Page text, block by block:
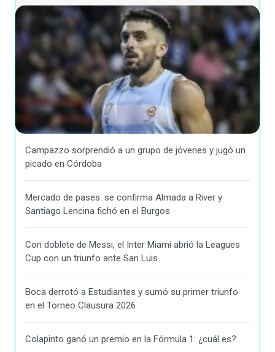
Campazzo sorprendió a un grupo de jóvenes y jugó un
picado en Córdoba
Mercado de pases: se confirma Almada a River y
Santiago Lencina fichó en el Burgos
Con doblete de Messi, el Inter Miami abrió la Leagues
Cup con un triunfo ante San Luis
Boca derrotó a Estudiantes y sumó su primer triunfo
en el Torneo Clausura 2026
Colapinto ganó un premio en la Fórmula 1: ¿cuál es?